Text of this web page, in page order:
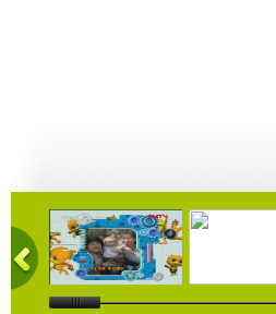
02:44